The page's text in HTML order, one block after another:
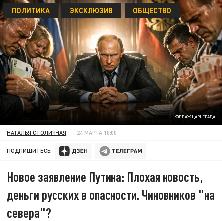
КОЛЛАЖ ЦАРЬГРАДА
ПОЛИТИКА ЭКСКЛЮЗИВ ОБЩЕСТВО
НАТАЛЬЯ СТОЛИЧНАЯ 24 МАРТА 10:00
ПОДПИШИТЕСЬ:
Новое заявление Путина: Плохая новость,
деньги русских в опасности. Чиновников "на
севера"?